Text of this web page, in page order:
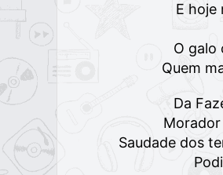
E hoje
O galo
Quem
Da
Saudade dos